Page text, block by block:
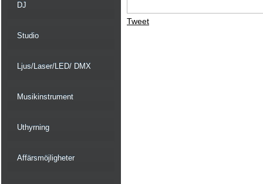
DJ
Studio
Ljus/Laser/LED/ DMX
Musikinstrument
Uthyrning
Affärsmöjligheter
Tweet